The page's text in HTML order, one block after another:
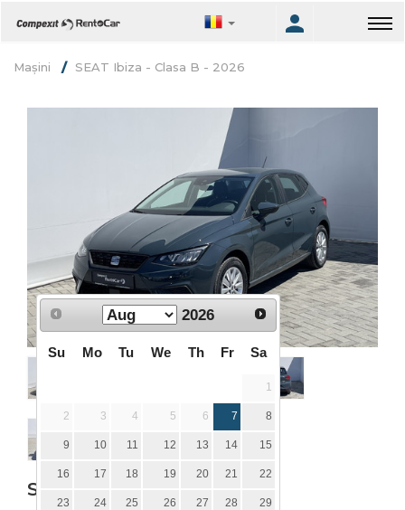
Mașini SEAT Ibiza - Clasa B - 2026
SEAT Ibiza - Clasa B - 2026
2026
Su Mo Tu We Th Fr Sa
1
2 3 4 5 6 7 8
9 10 11 12 13 14 15
16 17 18 19 20 21 22
23 24 25 26 27 28 29